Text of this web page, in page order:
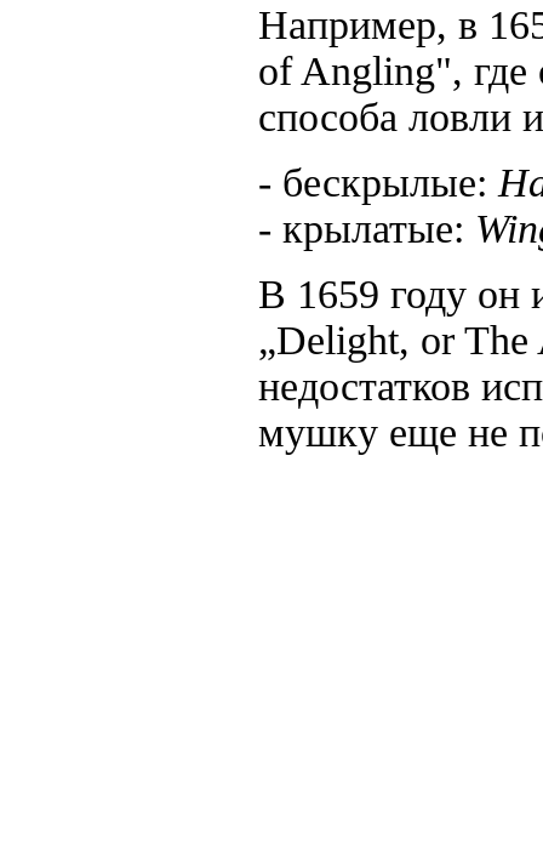
Например, в
of Angling", где
способа ловли
- бескрылые:
- крылатые:
В 1659 году он
„Delight, or
недостатков
мушку еще не